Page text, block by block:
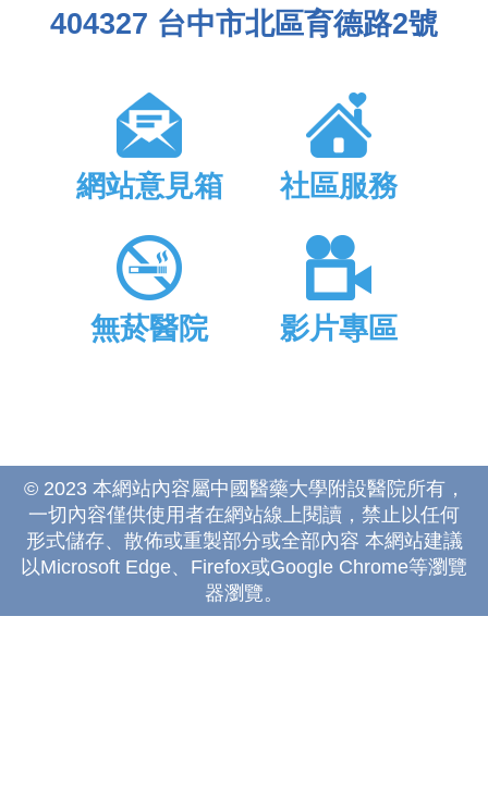
404327 台中市北區育德路2號
網站意見箱 社區服務
無菸醫院 影片專區
© 2023 本網站內容屬中國醫藥大學附設醫院所有，
一切內容僅供使用者在網站線上閱讀，禁止以任何
形式儲存、散佈或重製部分或全部內容 本網站建議
以Microsoft Edge、Firefox或Google Chrome等瀏覽
器瀏覽。